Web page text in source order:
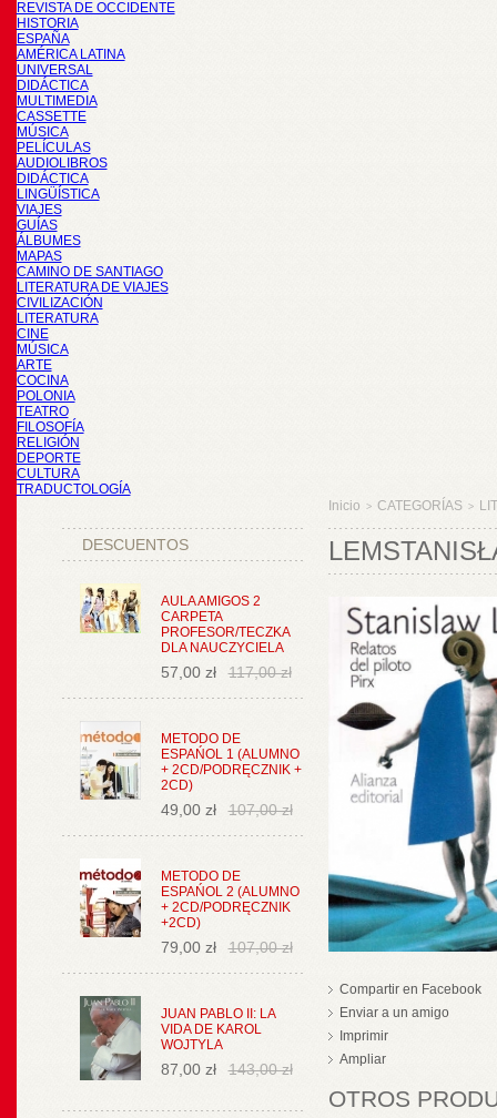
REVISTA DE OCCIDENTE
HISTORIA
ESPAÑA
AMÉRICA LATINA
UNIVERSAL
DIDÁCTICA
MULTIMEDIA
CASSETTE
MÚSICA
PELÍCULAS
AUDIOLIBROS
DIDÁCTICA
LINGÜÍSTICA
VIAJES
GUÍAS
ÁLBUMES
MAPAS
CAMINO DE SANTIAGO
LITERATURA DE VIAJES
CIVILIZACIÓN
LITERATURA
CINE
MÚSICA
ARTE
COCINA
POLONIA
TEATRO
FILOSOFÍA
RELIGIÓN
DEPORTE
CULTURA
TRADUCTOLOGÍA
DESCUENTOS
AULA AMIGOS 2
CARPETA
PROFESOR/TECZKA
DLA NAUCZYCIELA
57,00 zł 117,00 zł
METODO DE
ESPAŃOL 1 (ALUMNO
+ 2CD/PODRĘCZNIK +
2CD)
49,00 zł 107,00 zł
METODO DE
ESPAŃOL 2 (ALUMNO
+ 2CD/PODRĘCZNIK
+2CD)
79,00 zł 107,00 zł
JUAN PABLO II: LA
VIDA DE KAROL
WOJTYLA
87,00 zł 143,00 zł
Inicio > CATEGORÍAS >
Compartir en Facebook
Enviar a un amigo
Imprimir
Ampliar
OTROS